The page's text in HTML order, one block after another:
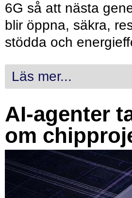
6G så att nästa
blir öppna, säkra,
stödda och
Läs mer...
AI-agenter
om